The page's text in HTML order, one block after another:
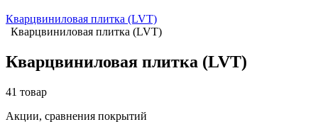
Кварцвиниловая плитка (LVT)
Кварцвиниловая плитка (LVT)
Кварцвиниловая плитка (LVT)
41 товар
Акции, сравнения покрытий